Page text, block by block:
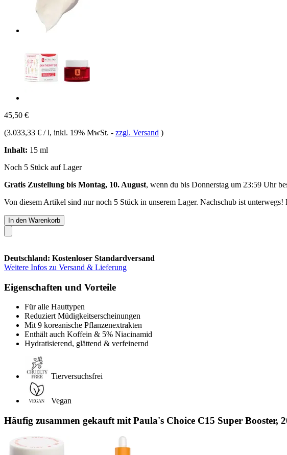
45,50 €
(3.033,33 € / l, inkl. 19% MwSt. - zzgl. Versand )
Inhalt: 15 ml
Noch 5 Stück auf Lager
Gratis Zustellung bis Montag, 10. August, wenn du bis Donnerstag um 23:59 Uhr
Von diesem Artikel sind nur noch 5 Stück in unserem Lager. Nachschub ist
In den Warenkorb
Deutschland: Kostenloser Standardversand
Weitere Infos zu Versand & Lieferung
Eigenschaften und Vorteile
Für alle Hauttypen
Reduziert Müdigkeitserscheinungen
Mit 9 koreanische Pflanzenextrakten
Enthält auch Koffein & 5% Niacinamid
Hydratisierend, glättend & verfeinernd
Tierversuchsfrei
Vegan
Häufig zusammen gekauft mit Paula's Choice C15 Super Booster,